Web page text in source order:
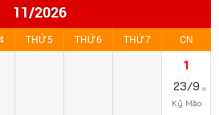
11/2026
THỨ 5 THỨ 6 THỨ 7 CN
1
23/9
Kỷ Mão